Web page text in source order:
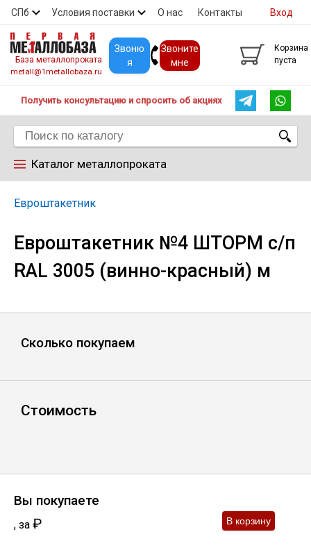
СПб Условия поставки О нас Контакты
Скидки Прайс Покупателям
Вход
База металлопроката
metall@1metallobaza.ru
Звоню
я
Звоните
мне
Корзина
пуста
Получить консультацию и спросить об акциях
Каталог металлопроката
Арматура
Труба профильная
Балка
Евроштакетник
Евроштакетник №4 ШТОРМ с/п
RAL 3005 (винно-красный) м
Сколько покупаем
Стоимость
Вы покупаете
, за ₽